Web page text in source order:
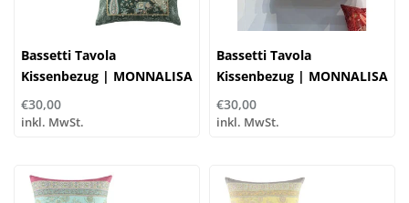
Bassetti Tavola
Kissenbezug | MONNALISA
V1 grün | 100% Baumwolle
€30,00
inkl. MwSt.
Bassetti Tavola
Kissenbezug | MONNALISA
R1 rot | 100% Baumwolle
€30,00
inkl. MwSt.